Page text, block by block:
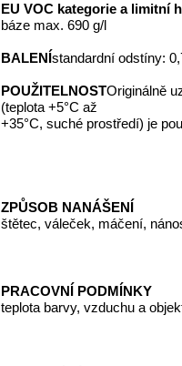
EU VOC kategorie a limitní
báze max. 690 g/l
BALENÍstandardní odstíny:
POUŽITELNOSTOriginálně
(teplota +5°C až
+35°C, suché prostředí) je
ZPŮSOB NANÁŠENÍ
štětec, váleček, máčení,
PRACOVNÍ PODMÍNKY
teplota barvy, vzduchu a